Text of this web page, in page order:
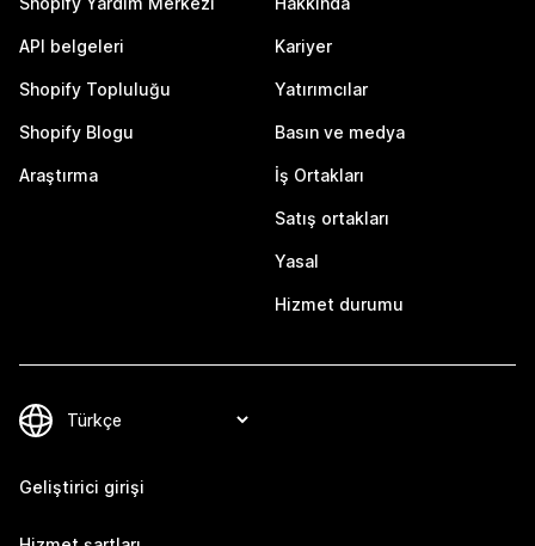
API belgeleri
Shopify Topluluğu
Shopify Blogu
Araştırma
Kariyer
Yatırımcılar
Basın ve medya
İş Ortakları
Satış ortakları
Yasal
Hizmet durumu
Geliştirici girişi